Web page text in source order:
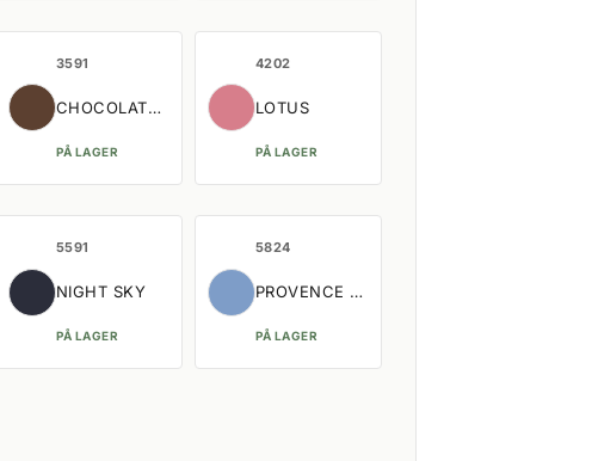
3591
CHOCOLATE PLUM
PÅ LAGER
4202
LOTUS
PÅ LAGER
5591
NIGHT SKY
PÅ LAGER
5824
PROVENCE BLUE
PÅ LAGER